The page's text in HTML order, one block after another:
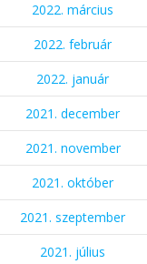
2022. március
2022. február
2022. január
2021. december
2021. november
2021. október
2021. szeptember
2021. július